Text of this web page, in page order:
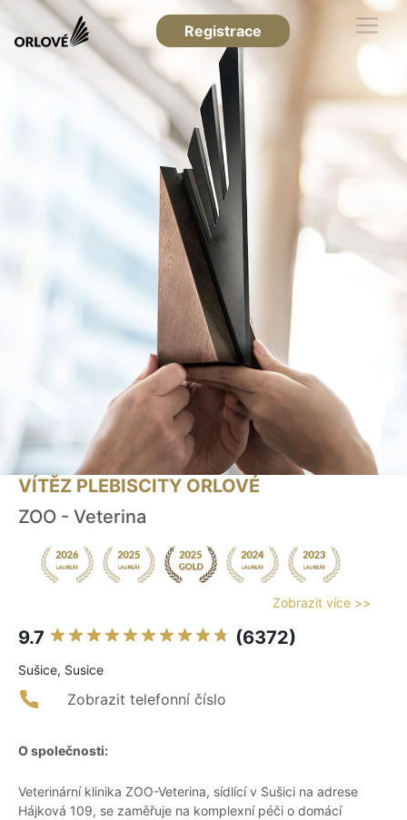
Registrace
VÍTĚZ PLEBISCITY ORLOVÉ
ZOO - Veterina
Zobrazit více >>
9.7 (6372)
Sušice, Susice
Zobrazit telefonní číslo
O společnosti:
Veterinární klinika ZOO-Veterina, sídlící v Sušici na adrese
Hájková 109, se zaměřuje na komplexní péči o domácí